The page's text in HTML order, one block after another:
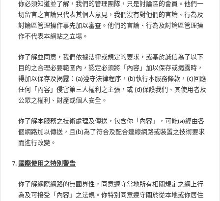
你必須知道並了解，我們的管理團隊，只是討論區的會員。他們一
切留言之言論只代表其個人意見，我們沒有對他們的言論、行為及
討論區管理操作事先加以審查。他們的言論、行為及討論區管理操
作不代表本網站之立場。
你了解並同意，我們依據法律或規定的要求，或基於誠信為了以下
目的之合理必要範圍內，認定必須將「內容」加以保存或揭露時，
得加以保存及揭露：(a)遵守法律程序，(b)執行本服務條款，(c)回應
任何「內容」侵害第三人權利之主張，或 (d)保護我們、其使用者及
公眾之權利、財產或個人安全。
你了解本服務之技術處理及傳送，包含你「內容」，可能(a)經由各
個網路加以傳送，且(b)為了符合及配合連線網路或裝置之技術要求
而進行改變。
國際使用之特別警告
你了解網際網路的無國界性，同意遵守當地所有相關規定之網上行
為及可接受「內容」之法規。你特別同意遵守關於從本地或你居住